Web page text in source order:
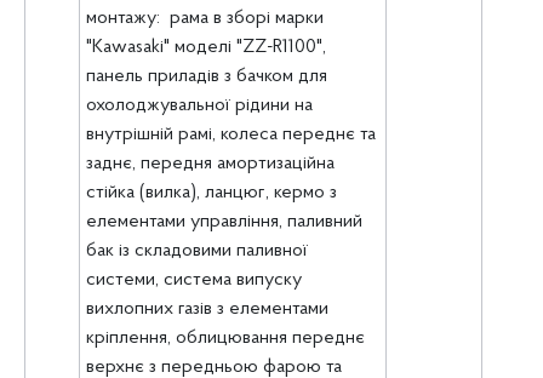
монтажу: рама в зборі марки
"Kawasaki" моделі "ZZ-R1100",
панель приладів з бачком для
охолоджувальної рідини на
внутрішній рамі, колеса переднє та
заднє, передня амортизаційна
стійка (вилка), ланцюг, кермо з
елементами управління, паливний
бак із складовими паливної
системи, система випуску
вихлопних газів з елементами
кріплення, облицювання переднє
верхнє з передньою фарою та